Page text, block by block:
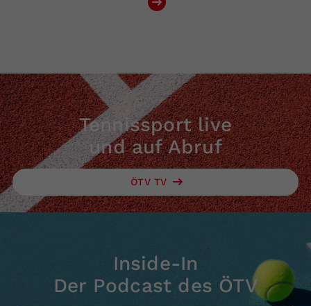
Tennissport live
und auf Abruf
ÖTV TV
Inside-In
Der Podcast des ÖTV